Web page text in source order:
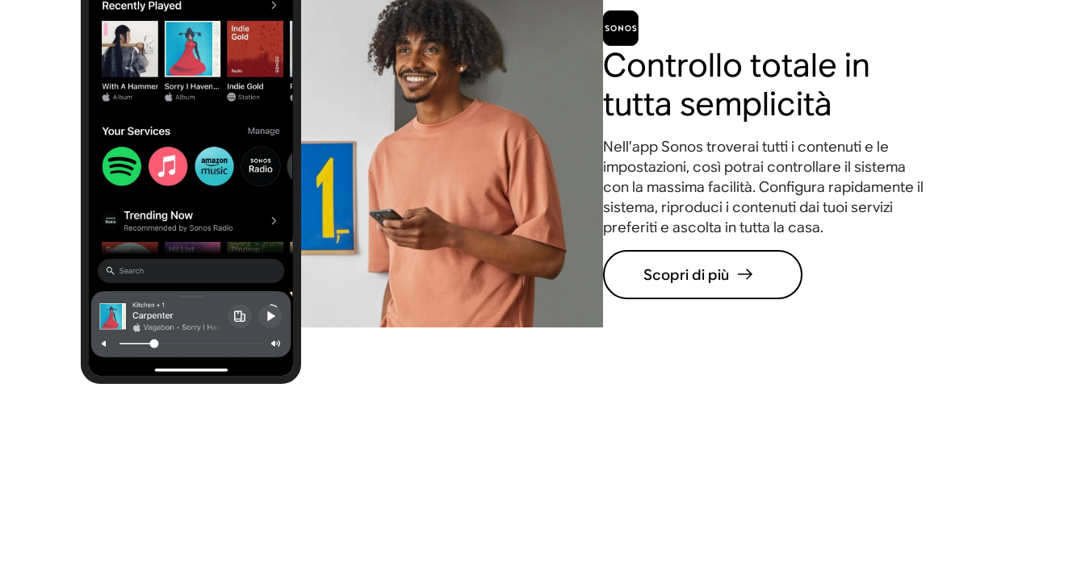
Controllo totale in
tutta semplicità
Nell’app Sonos troverai tutti i contenuti e le
impostazioni, così potrai controllare il sistema
con la massima facilità. Configura rapidamente il
sistema, riproduci i contenuti dai tuoi servizi
preferiti e ascolta in tutta la casa.
Scopri di più